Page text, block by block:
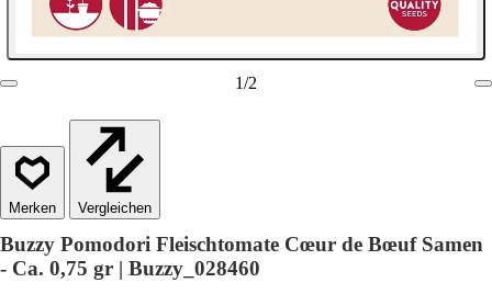
1/2
Vergleichen
Buzzy Pomodori Fleischtomate Cœur de Bœuf Samen
- Ca. 0,75 gr | Buzzy_028460